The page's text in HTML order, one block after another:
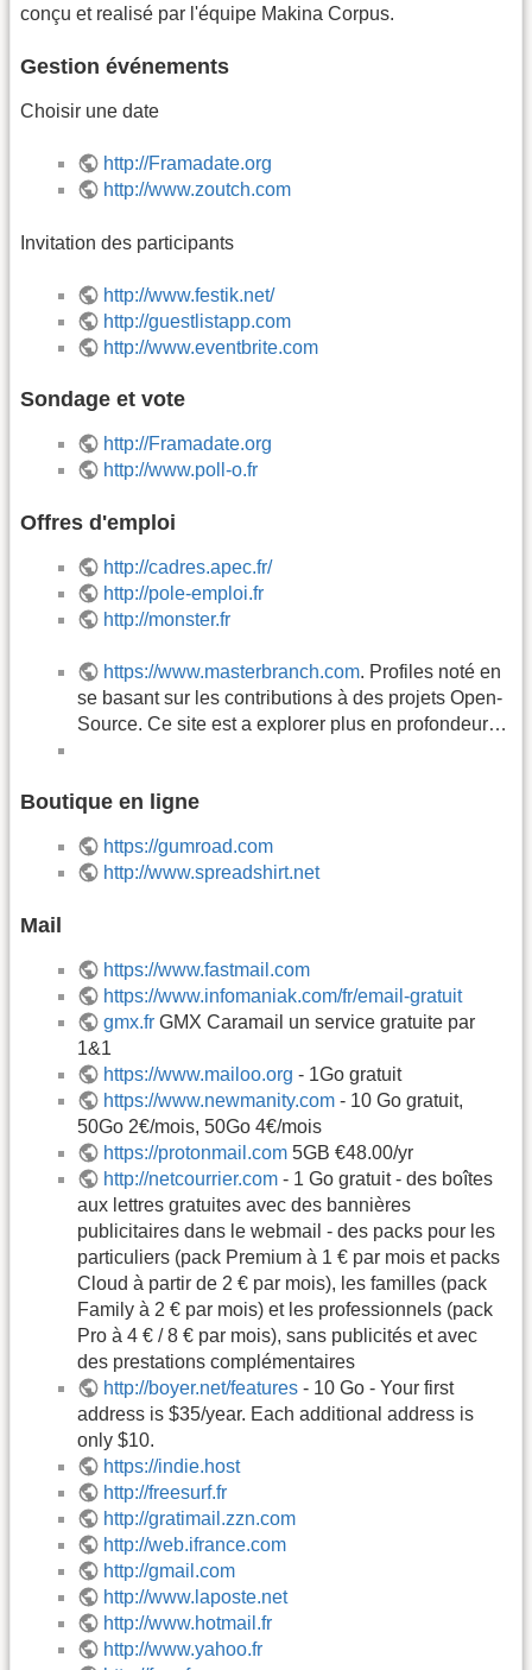
conçu et realisé par l'équipe Makina Corpus.
Gestion événements
Choisir une date
http://Framadate.org
http://www.zoutch.com
Invitation des participants
http://www.festik.net/
http://guestlistapp.com
http://www.eventbrite.com
Sondage et vote
http://Framadate.org
http://www.poll-o.fr
Offres d'emploi
http://cadres.apec.fr/
http://pole-emploi.fr
http://monster.fr
https://www.masterbranch.com. Profiles noté en
se basant sur les contributions à des projets Open-
Source. Ce site est a explorer plus en profondeur…
Boutique en ligne
https://gumroad.com
http://www.spreadshirt.net
Mail
https://www.fastmail.com
https://www.infomaniak.com/fr/email-gratuit
gmx.fr GMX Caramail un service gratuite par
1&1
https://www.mailoo.org - 1Go gratuit
https://www.newmanity.com - 10 Go gratuit,
50Go 2€/mois, 50Go 4€/mois
https://protonmail.com 5GB €48.00/yr
http://netcourrier.com - 1 Go gratuit - des boîtes
aux lettres gratuites avec des bannières
publicitaires dans le webmail - des packs pour les
particuliers (pack Premium à 1 € par mois et packs
Cloud à partir de 2 € par mois), les familles (pack
Family à 2 € par mois) et les professionnels (pack
Pro à 4 € / 8 € par mois), sans publicités et avec
des prestations complémentaires
http://boyer.net/features - 10 Go - Your first
address is $35/year. Each additional address is
only $10.
https://indie.host
http://freesurf.fr
http://gratimail.zzn.com
http://web.ifrance.com
http://gmail.com
http://www.laposte.net
http://www.hotmail.fr
http://www.yahoo.fr